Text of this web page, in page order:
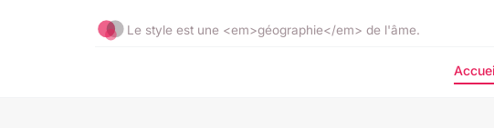
Le style est une <em>géographie</em> de l'âme.